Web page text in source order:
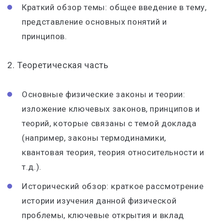
Краткий обзор темы: общее введение в тему,
представление основных понятий и
принципов.
2. Теоретическая часть
Основные физические законы и теории:
изложение ключевых законов, принципов и
теорий, которые связаны с темой доклада
(например, законы термодинамики,
квантовая теория, теория относительности и
т.д.).
Исторический обзор: краткое рассмотрение
истории изучения данной физической
проблемы, ключевые открытия и вклад